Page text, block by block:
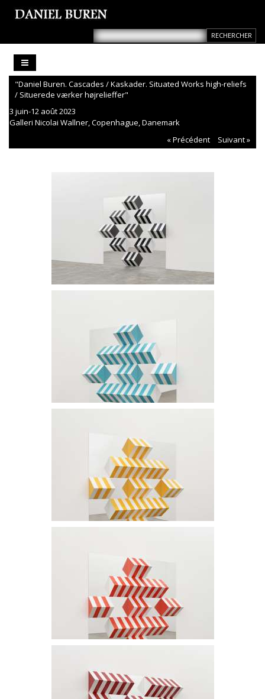
"Daniel Buren. Cascades / Kaskader. Situated Works high-reliefs
/ Situerede værker højrelieffer"
3 juin-12 août 2023
Galleri Nicolai Wallner, Copenhague, Danemark
« Précédent
Suivant »